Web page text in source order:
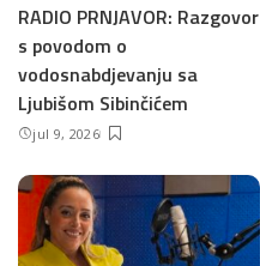
RADIO PRNJAVOR: Razgovor
s povodom o
vodosnabdjevanju sa
Ljubišom Sibinčićem
jul 9, 2026